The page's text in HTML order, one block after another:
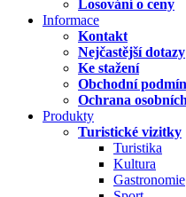
Losování o ceny
Informace
Kontakt
Nejčastější dotazy
Ke stažení
Obchodní
Ochrana
Produkty
Turistické vizitky
Turistika
Kultura
Gastronomie